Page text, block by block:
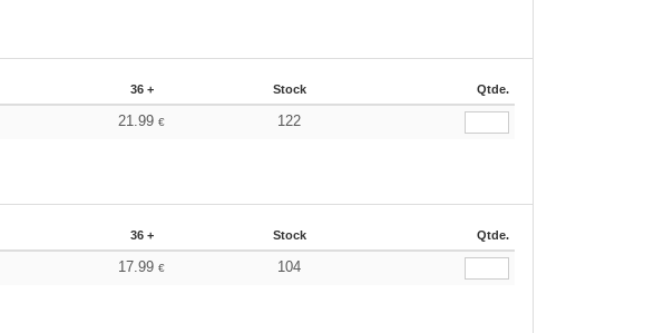
36 + Stock Qtde.
21.99€ 122
36 + Stock Qtde.
17.99€ 104